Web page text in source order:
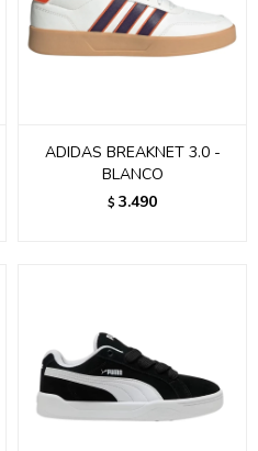
ADIDAS BREAKNET 3.0 -
BLANCO
$ 3.490